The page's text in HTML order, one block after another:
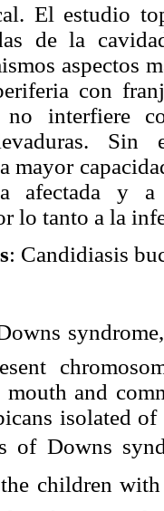
El estudio
de la
aspectos
con
no interfiere
Sin
mayor
afectada y a
lo tanto a la
: Candidiasis
mouth and
isolated
of Downs
children